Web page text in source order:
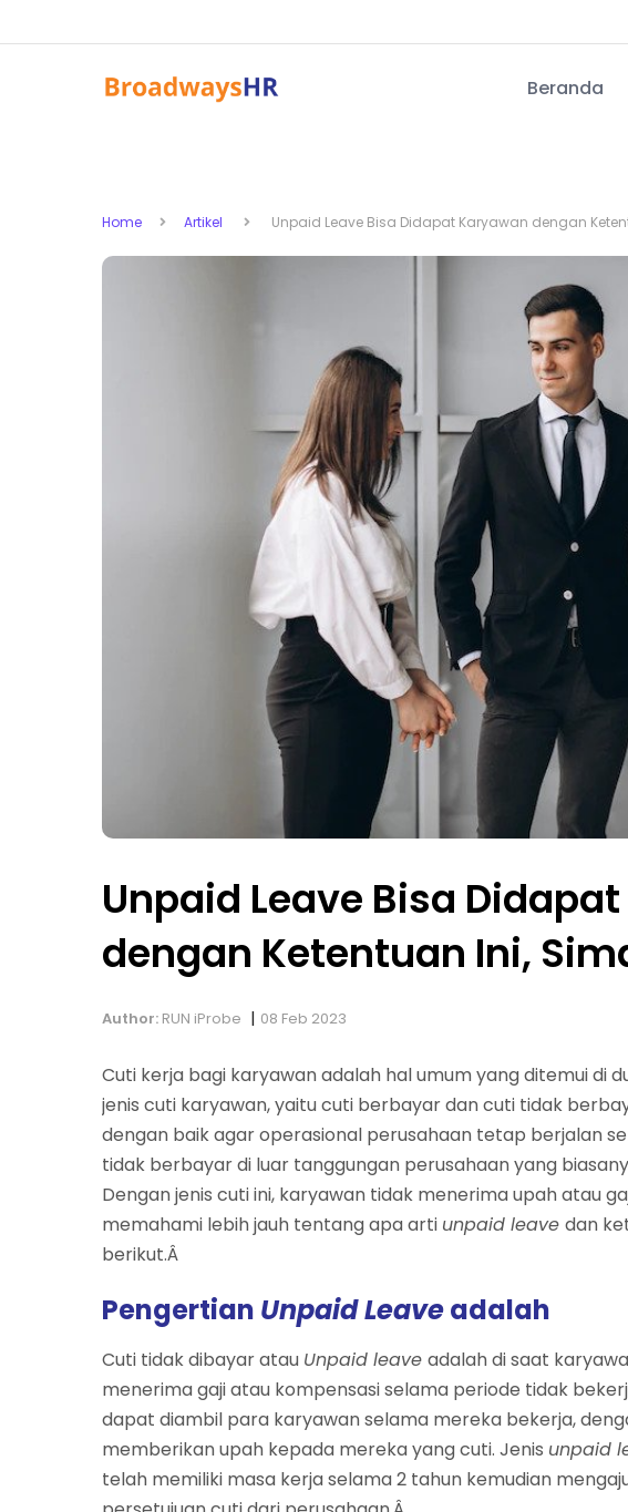
Beranda
Home Artikel Unpaid Leave Bisa Didapat Karyawan dengan
Unpaid Leave Bisa
dengan Ketentuan Ini,
Author: RUN iProbe | 08 Feb 2023
Cuti kerja bagi karyawan adalah hal umum yang ditemui di
jenis cuti karyawan, yaitu cuti berbayar dan cuti tidak
dengan baik agar operasional perusahaan tetap berjalan
tidak berbayar di luar tanggungan perusahaan yang
Dengan jenis cuti ini, karyawan tidak menerima upah atau
memahami lebih jauh tentang apa arti unpaid leave dan
berikut.Â
Pengertian Unpaid Leaveadalah
Cuti tidak dibayar atau Unpaid leave adalah di saat
menerima gaji atau kompensasi selama periode tidak
dapat diambil para karyawan selama mereka bekerja,
memberikan upah kepada mereka yang cuti. Jenis unpaid
telah memiliki masa kerja selama 2 tahun kemudian